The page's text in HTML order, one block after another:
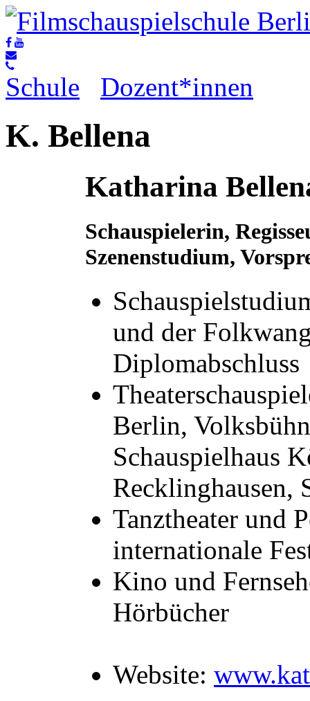
Schule Dozent*innen
K. Bellena
Katharina
Schauspielerin,
Szenenstudium,
und der
Diplomabschluss
Berlin,
Schauspielhaus
Recklinghausen,
Tanztheater und
internationale
Kino und
Hörbücher
Website: